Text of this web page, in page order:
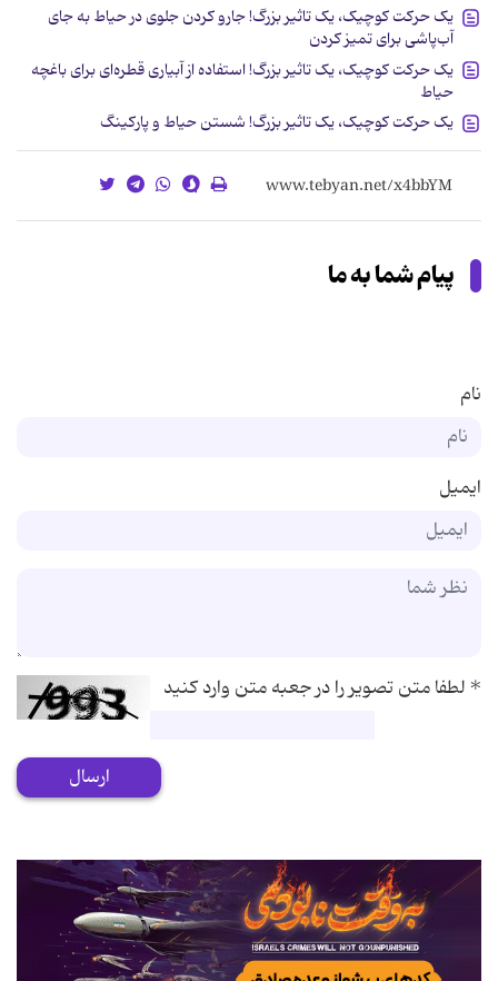
یک حرکت کوچیک، یک تاثیر بزرگ! جارو کردن جلوی در حیاط به جای
آب‌پاشی برای تمیز کردن
یک حرکت کوچیک، یک تاثیر بزرگ! استفاده از آبیاری قطره‌ای برای باغچه
حیاط
یک حرکت کوچیک، یک تاثیر بزرگ! شستن حیاط و پارکینگ
پیام شما به ما
نام
ایمیل
*لطفا متن تصویر را در جعبه متن وارد کنید
ارسال